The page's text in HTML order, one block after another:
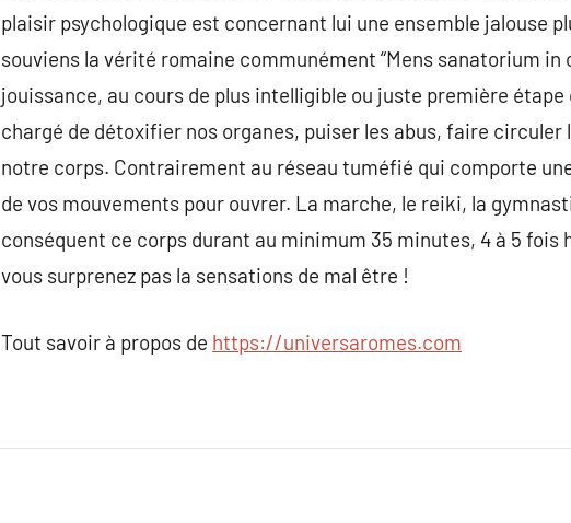
plaisir psychologique est concernant lui une ensemble jalouse
souviens la vérité romaine communément “Mens sanatorium in
jouissance, au cours de plus intelligible ou juste première étape
chargé de détoxifier nos organes, puiser les abus, faire
notre corps. Contrairement au réseau tuméfié qui comporte
de vos mouvements pour ouvrer. La marche, le reiki, la
conséquent ce corps durant au minimum 35 minutes, 4 à 5 fois
vous surprenez pas la sensations de mal être !
Tout savoir à propos de https://universaromes.com